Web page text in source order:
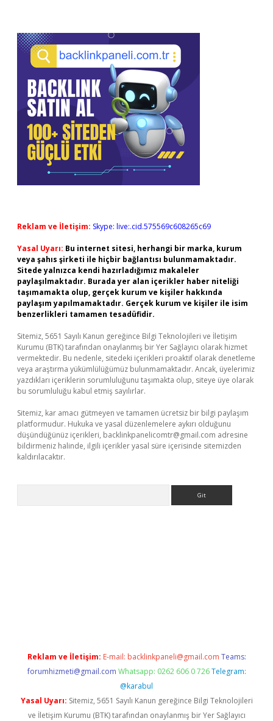
Reklam ve İletişim: Skype: live:.cid.575569c608265c69
Yasal Uyarı: Bu internet sitesi, herhangi bir marka, kurum
veya şahıs şirketi ile hiçbir bağlantısı bulunmamaktadır.
Sitede yalnızca kendi hazırladığımız makaleler
paylaşılmaktadır. Burada yer alan içerikler haber niteliği
taşımamakta olup, gerçek kurum ve kişiler hakkında
paylaşım yapılmamaktadır. Gerçek kurum ve kişiler ile isim
benzerlikleri tamamen tesadüfidir.
Sitemiz, 5651 Sayılı Kanun gereğince Bilgi Teknolojileri ve İletişim
Kurumu (BTK) tarafından onaylanmış bir Yer Sağlayıcı olarak hizmet
vermektedir. Bu nedenle, sitedeki içerikleri proaktif olarak denetleme
veya araştırma yükümlülüğümüz bulunmamaktadır. Ancak, üyelerimiz
yazdıkları içeriklerin sorumluluğunu taşımakta olup, siteye üye olarak
bu sorumluluğu kabul etmiş sayılırlar.
Sitemiz, kar amacı gütmeyen ve tamamen ücretsiz bir bilgi paylaşım
platformudur. Hukuka ve yasal düzenlemelere aykırı olduğunu
düşündüğünüz içerikleri, backlinkpanelicomtr@gmail.com adresine
bildirmeniz halinde, ilgili içerikler yasal süre içerisinde sitemizden
kaldırılacaktır.
Reklam ve İletişim: E-mail: backlinkpaneli@gmail.com Teams:
forumhizmeti@gmail.com Whatsapp: 0262 606 0 726 Telegram:
@karabul
Yasal Uyarı: Sitemiz, 5651 Sayılı Kanun gereğince Bilgi Teknolojileri
ve İletişim Kurumu (BTK) tarafından onaylanmış bir Yer Sağlayıcı